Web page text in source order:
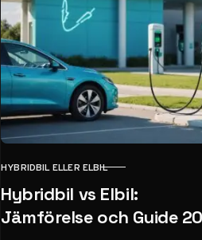
KATEGORI
HYBRIDBIL ELLER ELBIL
Hybridbil vs Elbil:
Jämförelse och Guide